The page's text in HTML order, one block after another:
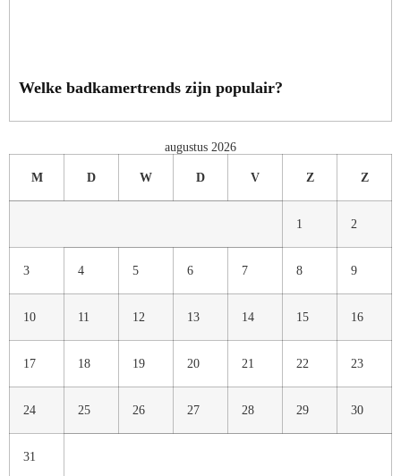
Welke badkamertrends zijn populair?
augustus 2026
M D W D V Z Z
1 2
3 4 5 6 7 8 9
10 11 12 13 14 15 16
17 18 19 20 21 22 23
24 25 26 27 28 29 30
31